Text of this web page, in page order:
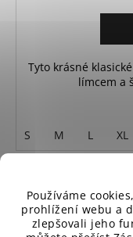
Používáme
prohlížení webu a
zlepšovali jeho
Tyto krásné
límcem a
S M L XL